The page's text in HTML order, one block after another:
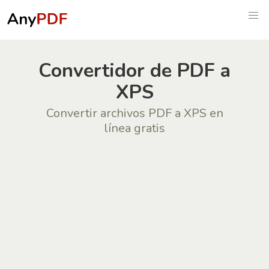
Convertidor de PDF a
XPS
Convertir archivos PDF a XPS en
línea gratis